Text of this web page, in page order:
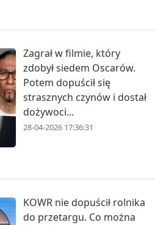
Zagrał w filmie, który
zdobył siedem Oscarów.
Potem dopuścił się
strasznych czynów i dostał
dożywoci...
28-04-2026 17:36:31
KOWR nie dopuścił rolnika
do przetargu. Co można